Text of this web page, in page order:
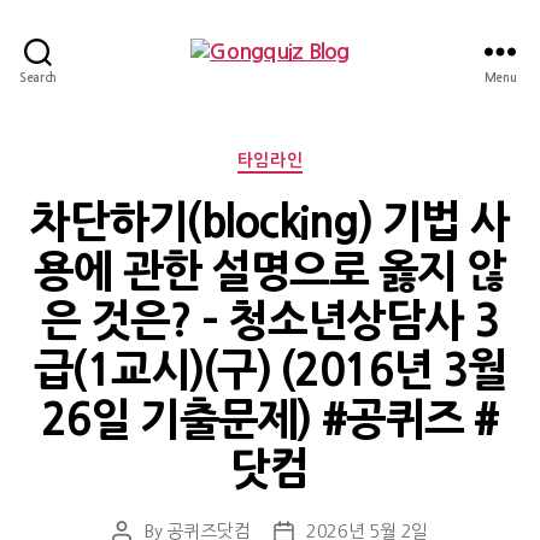
Search Menu
Categories
타임라인
차단하기(blocking) 기법 사
용에 관한 설명으로 옳지 않
은 것은? – 청소년상담사 3
급(1교시)(구) (2016년 3월
26일 기출문제) #공퀴즈 #
닷컴
PostBy 공퀴즈닷컴
Post2026년 5월 2일